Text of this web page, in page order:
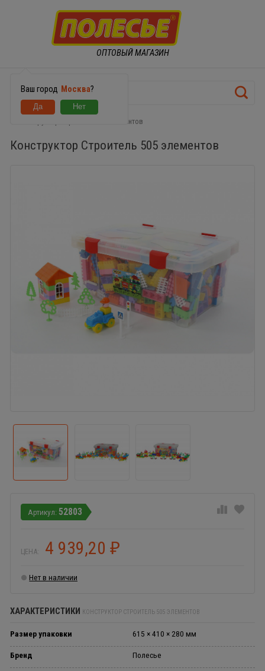
ОПТОВЫЙ МАГАЗИН
Ваш город Москва?
Конструктор Строитель 505 элементов
Конструктор Строитель 505 элементов
52803
ЦЕНА: 4 939,20 ₽
Нет в наличии
ХАРАКТЕРИСТИКИ КОНСТРУКТОР СТРОИТЕЛЬ 505 ЭЛЕМЕНТОВ
Размер упаковки 615 × 410 × 280 мм
Бренд Полесье